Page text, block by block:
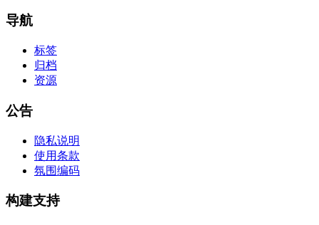
导航
标签
归档
资源
公告
隐私说明
使用条款
氛围编码
构建支持